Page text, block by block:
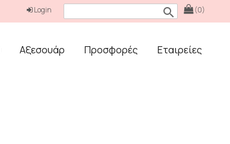
(0)
search
Login
Αξεσουάρ Προσφορές Εταιρείες